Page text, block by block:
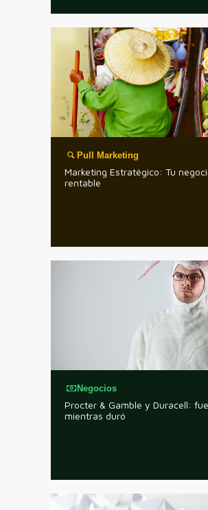
Pull Marketing
Marketing Estratégico: Tu
rentable
Negocios
Procter & Gamble y Duracell:
mientras duró